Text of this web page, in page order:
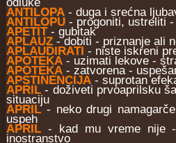
ANTILOPA - duga i srećna
ANTILOPU - progoniti, ustreliti
APETIT- gubitak
APLAUZ - dobiti - priznanje ali
APLAUDIRATI - niste iskreni
APOTEKA - uzimati lekove -
APOTEKA - zatvorena -
APSTINENCIJA - suprotan
APRIL - doživeti prvoaprilsku
situaciju
APRIL- neko drugi
uspeh
APRIL - kad mu vreme nije
inostranstvo